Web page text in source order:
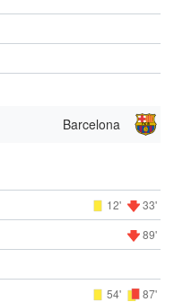
Barcelona
12' 33'
89'
54' 87'